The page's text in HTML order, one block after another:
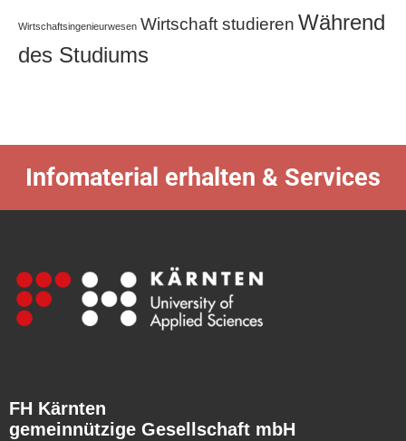
Wirtschaftsingenieurwesen Wirtschaft studieren Während
des Studiums
Infomaterial erhalten & Services
FH Kärnten
gemeinnützige Gesellschaft mbH